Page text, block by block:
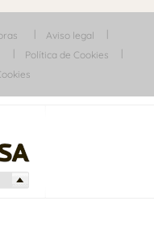
Aviso legal
Política de Cookies